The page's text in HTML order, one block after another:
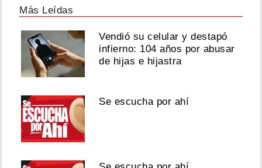
Más Leídas
Vendió su celular y destapó
infierno: 104 años por abusar
de hijas e hijastra
Se escucha por ahí